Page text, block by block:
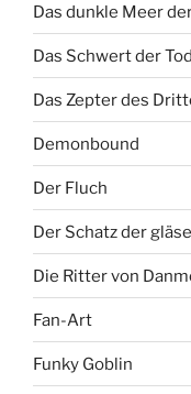
Das dunkle Meer
Das Schwert der
Das Zepter des
Demonbound
Der Fluch
Der Schatz der
Die Ritter von
Fan-Art
Funky Goblin